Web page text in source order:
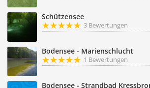
Schützensee
3 Bewertungen
Bodensee - Marienschlucht
1 Bewertungen
Bodensee - Strandbad